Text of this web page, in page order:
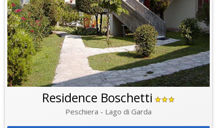
Residence Boschetti
Peschiera - Lago di Garda